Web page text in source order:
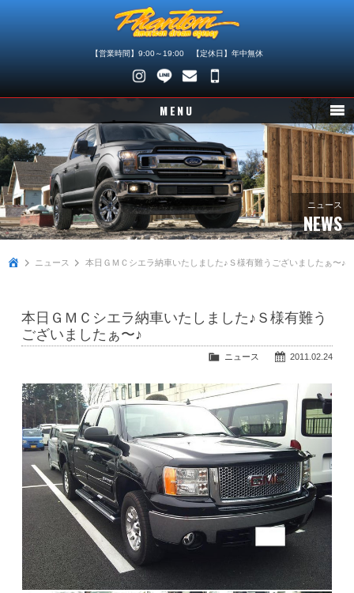
【営業時間】9:00～19:00 【定休日】年中無休
048-
745-
4446
MENU
ニュース
在庫車情報
パーツ情報
メンテナンス
買取査定
ニュース
NEWS
ニュース 本日ＧＭＣシエラ納車いたしました♪Ｓ様有難うございましたぁ〜♪
本日ＧＭＣシエラ納車いたしました♪Ｓ様有難う
ございましたぁ〜♪
2011.02.24
ニュース